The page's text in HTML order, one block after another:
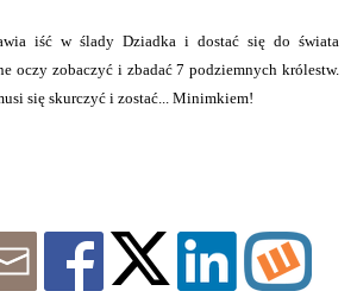
iść w ślady Dziadka i dostać się do świata
oczy zobaczyć i zbadać 7 podziemnych królestw.
się skurczyć i zostać... Minimkiem!